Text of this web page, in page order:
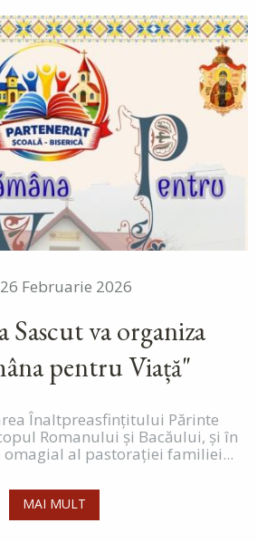
26 Februarie 2026
Sascut va organiza
pentru Viață"
Înaltpreasfințitului Părinte
Romanului și Bacăului, și în
al pastorației familiei...
MAI MULT